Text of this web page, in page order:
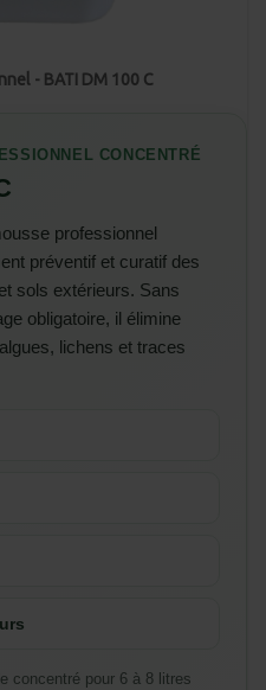
- BATI DM 100 C
CONCENTRÉ
professionnel
préventif et curatif des
sols extérieurs. Sans
obligatoire, il élimine
lichens et traces
concentré pour 6 à 8 litres